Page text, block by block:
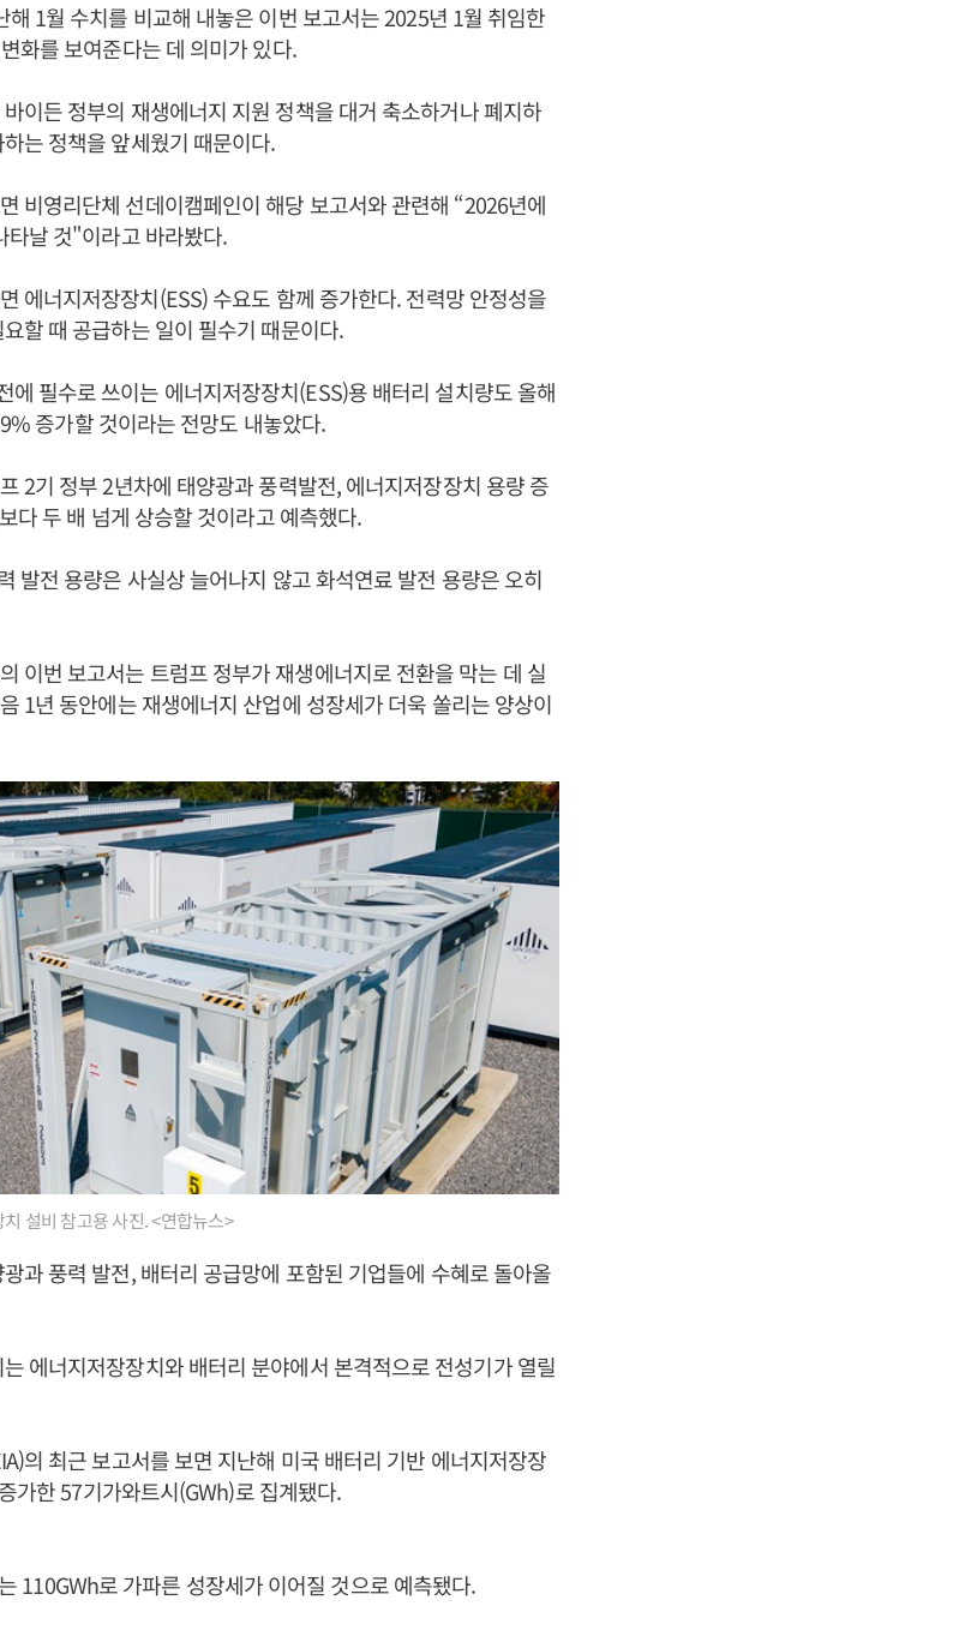
1월 수치를 비교해 내놓은 이번 보고서는 2025년 1월 취임한
화를 보여준다는 데 의미가 있다.
이든 정부의 재생에너지 지원 정책을 대거 축소하거나 폐지하
는 정책을 앞세웠기 때문이다.
비영리단체 선데이캠페인이 해당 보고서와 관련해 “2026년에
타날 것"이라고 바라봤다.
에너지저장장치(ESS) 수요도 함께 증가한다. 전력망 안정성을
할 때 공급하는 일이 필수기 때문이다.
에 필수로 쓰이는 에너지저장장치(ESS)용 배터리 설치량도 올해
증가할 것이라는 전망도 내놓았다.
2기 정부 2년차에 태양광과 풍력발전, 에너지저장장치 용량 증
다 두 배 넘게 상승할 것이라고 예측했다.
발전 용량은 사실상 늘어나지 않고 화석연료 발전 용량은 오히
이번 보고서는 트럼프 정부가 재생에너지로 전환을 막는 데 실
1년 동안에는 재생에너지 산업에 성장세가 더욱 쏠리는 양상이
설비 참고용 사진. <연합뉴스>
과 풍력 발전, 배터리 공급망에 포함된 기업들에 수혜로 돌아올
에너지저장장치와 배터리 분야에서 본격적으로 전성기가 열릴
의 최근 보고서를 보면 지난해 미국 배터리 기반 에너지저장장
가한 57기가와트시(GWh)로 집계됐다.
110GWh로 가파른 성장세가 이어질 것으로 예측됐다.